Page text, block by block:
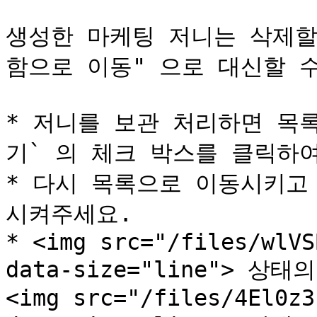
생성한 마케팅 저니는 삭
함으로 이동" 으로 대신할
* 저니를 보관 처리하면 목
기` 의 체크 박스를 클릭하
* 다시 목록으로 이동시키
시켜주세요.
* <img src="/files/
data-size="line"> 상태의
<img src="/files/